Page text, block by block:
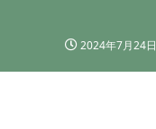
2024年7月24日